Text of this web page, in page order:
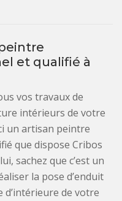
et qualifié à
vos travaux de
intérieurs de votre
un artisan peintre
que dispose Cribos
sachez que c’est un
la pose d’enduit
de votre